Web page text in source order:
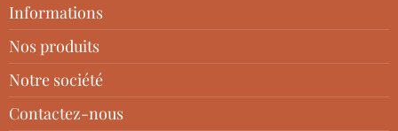
Informations
Nos produits
Notre société
Contactez-nous